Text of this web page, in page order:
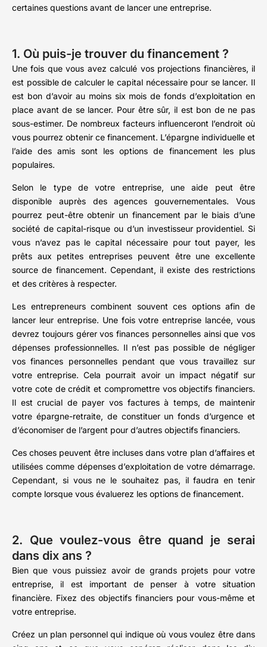
certaines questions avant de lancer une entreprise.
1. Où puis-je trouver du financement ?
Une fois que vous avez calculé vos projections financières, il
est possible de calculer le capital nécessaire pour se lancer. Il
est bon d’avoir au moins six mois de fonds d’exploitation en
place avant de se lancer. Pour être sûr, il est bon de ne pas
sous-estimer. De nombreux facteurs influenceront l’endroit où
vous pourrez obtenir ce financement. L’épargne individuelle et
l’aide des amis sont les options de financement les plus
populaires.
Selon le type de votre entreprise, une aide peut être
disponible auprès des agences gouvernementales. Vous
pourrez peut-être obtenir un financement par le biais d’une
société de capital-risque ou d’un investisseur providentiel. Si
vous n’avez pas le capital nécessaire pour tout payer, les
prêts aux petites entreprises peuvent être une excellente
source de financement. Cependant, il existe des restrictions
et des critères à respecter.
Les entrepreneurs combinent souvent ces options afin de
lancer leur entreprise. Une fois votre entreprise lancée, vous
devrez toujours gérer vos finances personnelles ainsi que vos
dépenses professionnelles. Il n’est pas possible de négliger
vos finances personnelles pendant que vous travaillez sur
votre entreprise. Cela pourrait avoir un impact négatif sur
votre cote de crédit et compromettre vos objectifs financiers.
Il est crucial de payer vos factures à temps, de maintenir
votre épargne-retraite, de constituer un fonds d’urgence et
d’économiser de l’argent pour d’autres objectifs financiers.
Ces choses peuvent être incluses dans votre plan d’affaires et
utilisées comme dépenses d’exploitation de votre démarrage.
Cependant, si vous ne le souhaitez pas, il faudra en tenir
compte lorsque vous évaluerez les options de financement.
2. Que voulez-vous être quand je serai
dans dix ans ?
Bien que vous puissiez avoir de grands projets pour votre
entreprise, il est important de penser à votre situation
financière. Fixez des objectifs financiers pour vous-même et
votre entreprise.
Créez un plan personnel qui indique où vous voulez être dans